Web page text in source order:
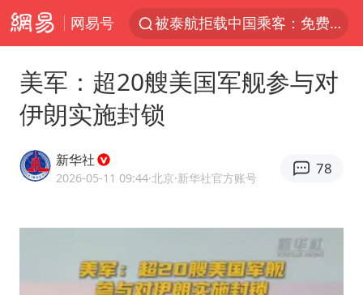
网易号
被泰航拒载中国乘客：免费改签没兑现
台风白海豚可能在浙江登陆
38岁山东财大教授刘海明逝世
因凡蒂诺首次公开道歉
《Monica》填词人黎彼得去世
谷歌首席科学家Jeff Dean离职创业
人贩子“梅姨”真实姓名曝光
美军：超20艘美国军舰参与对
伊朗实施封锁
新华社
2026-05-11 09:44·北京·新华社官方账号
78